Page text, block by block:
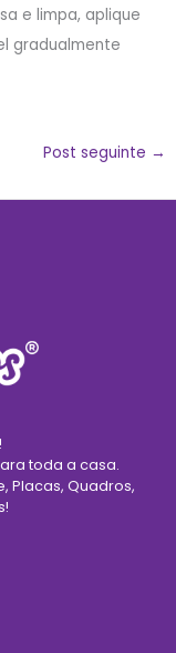
e limpa, aplique
gradualmente
Post seguinte →
toda a casa.
Placas, Quadros,